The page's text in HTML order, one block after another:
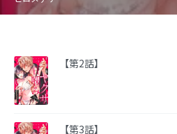
【第2話】
【第3話】